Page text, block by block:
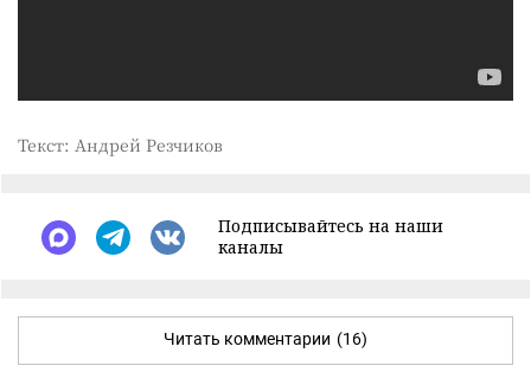
Текст: Андрей Резчиков
Подписывайтесь на наши
каналы
Читать комментарии (16)